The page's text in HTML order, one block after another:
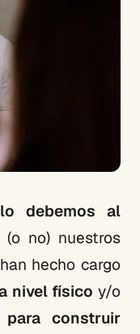
debemos al
(o no) nuestros
hecho cargo
nivel físico y/o
para construir